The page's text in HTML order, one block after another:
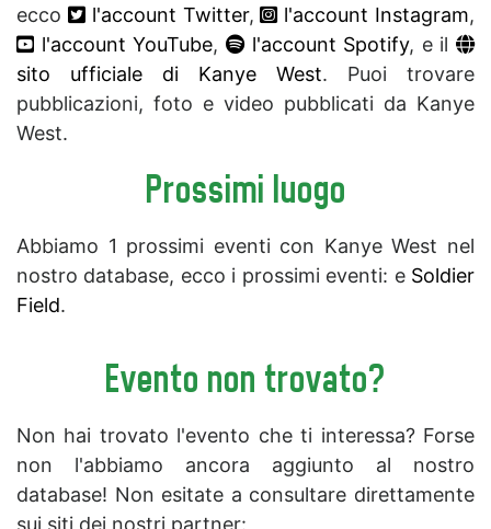
ecco
l'account Twitter, l'account Instagram,
l'account YouTube, l'account Spotify, e il
sito ufficiale di Kanye West. Puoi trovare
pubblicazioni, foto e video pubblicati da Kanye
West.
Prossimi luogo
Abbiamo 1 prossimi eventi con Kanye West nel
nostro database, ecco i prossimi eventi: e Soldier
Field.
Evento non trovato?
Non hai trovato l'evento che ti interessa? Forse
non l'abbiamo ancora aggiunto al nostro
database! Non esitate a consultare direttamente
sui siti dei nostri partner: